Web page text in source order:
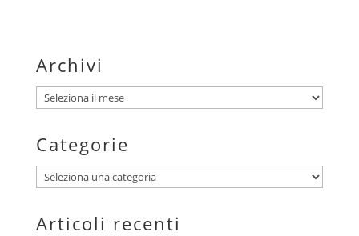
Archivi
Archivi
Categorie
Categorie
Articoli recenti